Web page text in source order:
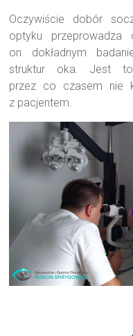
Oczywiście dobór
optyku przeprowadza
on dokładnym
struktur oka. Jest to
przez co czasem nie
z pacjentem.